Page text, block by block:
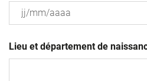
slash
MM
Lieu et département de